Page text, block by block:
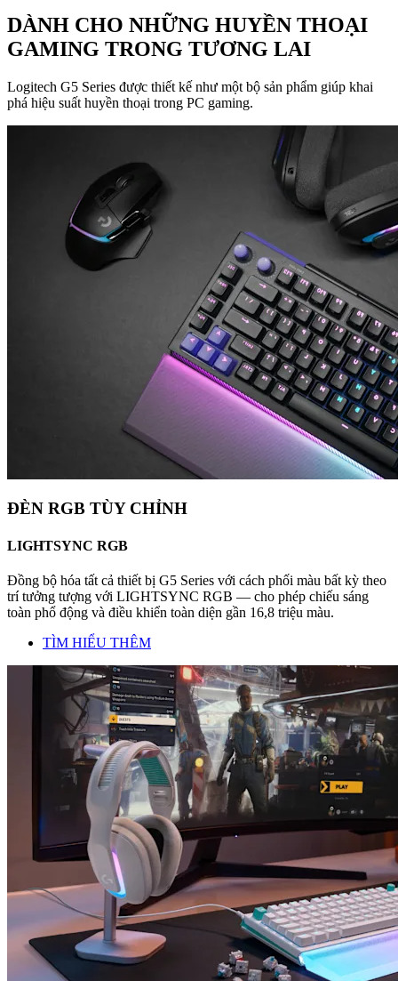
DÀNH CHO NHỮNG HUYỀN THOẠI
GAMING TRONG TƯƠNG LAI
Logitech G5 Series được thiết kế như một bộ sản phẩm giúp khai
phá hiệu suất huyền thoại trong PC gaming.
ĐÈN RGB TÙY CHỈNH
LIGHTSYNC RGB
Đồng bộ hóa tất cả thiết bị G5 Series với cách phối màu bất kỳ theo
trí tưởng tượng với LIGHTSYNC RGB — cho phép chiếu sáng
toàn phổ động và điều khiển toàn diện gần 16,8 triệu màu.
TÌM HIỂU THÊM